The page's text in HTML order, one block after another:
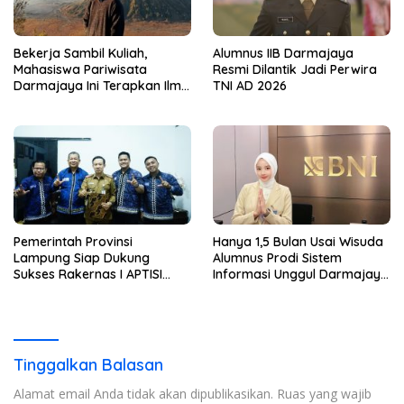
Bekerja Sambil Kuliah,
Mahasiswa Pariwisata
Darmajaya Ini Terapkan Ilmu
Alumnus IIB Darmajaya
Resmi Dilantik Jadi Perwira
TNI AD 2026
Pemerintah Provinsi
Lampung Siap Dukung
Sukses Rakernas I APTISI
Hanya 1,5 Bulan Usai Wisuda
Alumnus Prodi Sistem
Informasi Unggul Darmajaya
Tinggalkan Balasan
Alamat email Anda tidak akan dipublikasikan. Ruas yang wajib